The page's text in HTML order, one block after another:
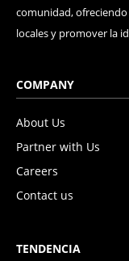
comunidad,
locales y promover la
COMPANY
About Us
Partner with Us
Careers
Contact us
TENDENCIA